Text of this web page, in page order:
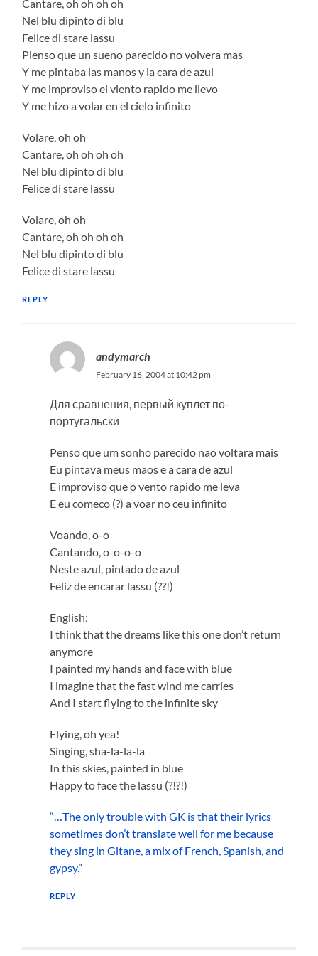
Cantare, oh oh oh oh
Nel blu dipinto di blu
Felice di stare lassu
Pienso que un sueno parecido no volvera mas
Y me pintaba las manos y la cara de azul
Y me improviso el viento rapido me llevo
Y me hizo a volar en el cielo infinito
Volare, oh oh
Cantare, oh oh oh oh
Nel blu dipinto di blu
Felice di stare lassu
Volare, oh oh
Cantare, oh oh oh oh
Nel blu dipinto di blu
Felice di stare lassu
REPLY
andymarch
February 16, 2004 at 10:42 pm
Для сравнения, первый куплет по-
португальски
Penso que um sonho parecido nao voltara mais
Eu pintava meus maos e a cara de azul
E improviso que o vento rapido me leva
E eu comeco (?) a voar no ceu infinito
Voando, o-o
Cantando, o-o-o-o
Neste azul, pintado de azul
Feliz de encarar lassu (??!)
English:
I think that the dreams like this one don’t return
anymore
I painted my hands and face with blue
I imagine that the fast wind me carries
And I start flying to the infinite sky
Flying, oh yea!
Singing, sha-la-la-la
In this skies, painted in blue
Happy to face the lassu (?!?!)
“…The only trouble with GK is that their lyrics
sometimes don’t translate well for me because
they sing in Gitane, a mix of French, Spanish, and
gypsy.”
REPLY